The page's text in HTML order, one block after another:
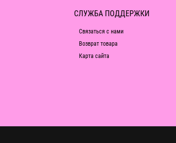
СЛУЖБА ПОДДЕРЖКИ
Связаться с нами
Возврат товара
Карта сайта